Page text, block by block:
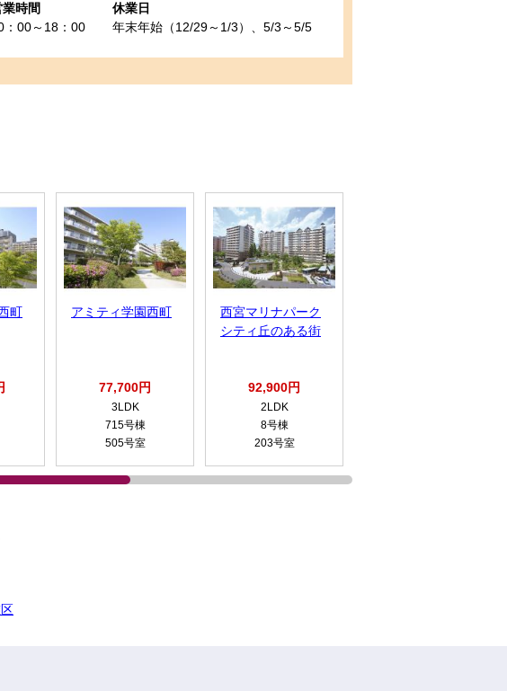
時間
：00～18：00
休業日
年末年始（12/29～1/3）、5/3～5/5
町 アミティ学園西町
77,700円
3LDK
715号棟
505号室
西宮マリナパーク
シティ丘のある街
92,900円
2LDK
8号棟
203号室